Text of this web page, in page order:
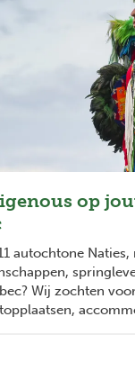
op
autochtone Naties,
Wij zochten